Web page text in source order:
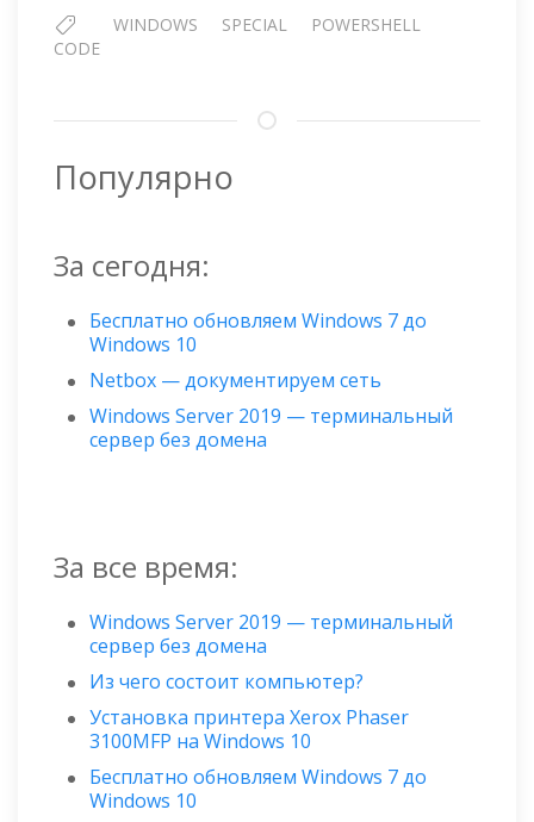
WINDOWS SPECIAL
POWERSHELL
CODE
Популярно
За сегодня:
Бесплатно обновляем Windows 7 до
Windows 10
Netbox — документируем сеть
Windows Server 2019 — терминальный
сервер без домена
За все время:
Windows Server 2019 — терминальный
сервер без домена
Из чего состоит компьютер?
Установка принтера Xerox Phaser
3100MFP на Windows 10
Бесплатно обновляем Windows 7 до
Windows 10